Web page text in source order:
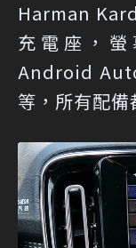
Harman
充電座，
Android
等，所有配備